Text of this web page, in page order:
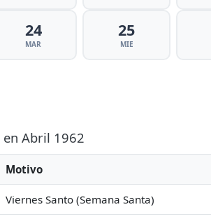
24
MAR
25
MIE
en Abril 1962
Motivo
Viernes Santo (Semana Santa)